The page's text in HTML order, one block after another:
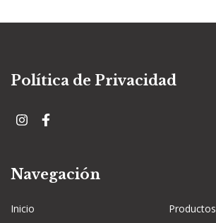
Política de Privacidad
Navegación
Inicio Productos